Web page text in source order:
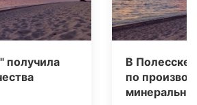
получила
В Полесске
по